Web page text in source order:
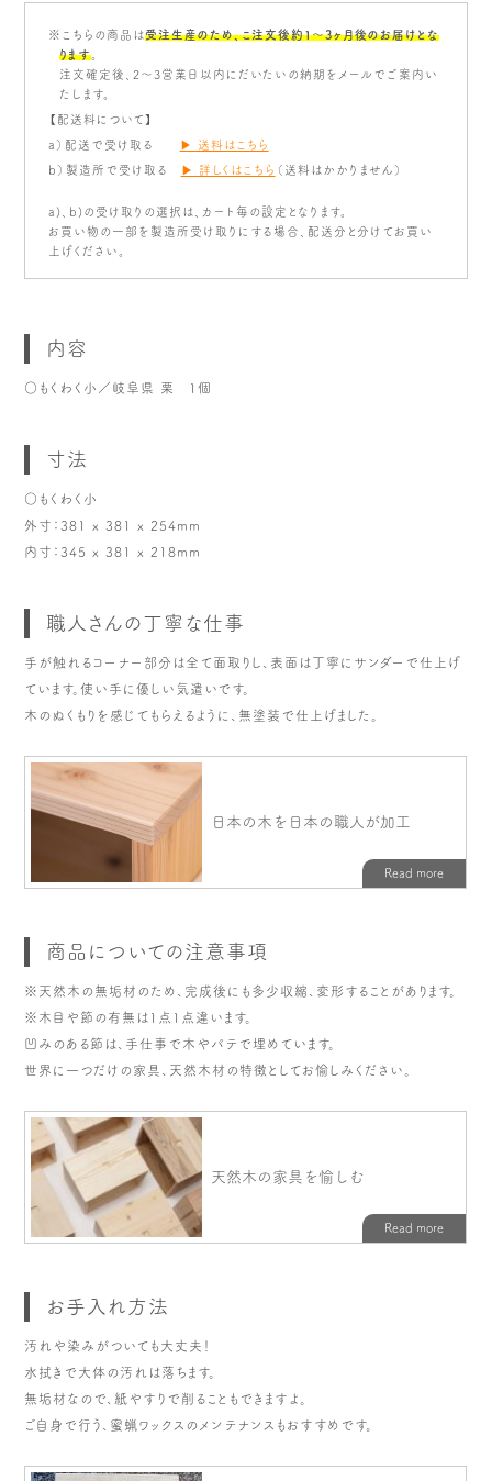
※こちらの商品は受注生産のため、こ注文後約1〜3ヶ月後のお届けとな
ります
注文確定後、2～3営業日以内にだいたいの納期をメールでご案内い
たします。
【配送料について】
a）配送で受け取る ▶ 送料はこちら
b）製造所で受け取る ▶ 詳しくはこちら （送料はかかりません）
a)、b)の受け取りの選択は、カート毎の設定となります。
お買い物の一部を製造所受け取りにする場合、配送分と分けてお買い
上げください。
内容
○もくわく小／岐阜県 栗 1個
寸法
○もくわく小
外寸：381 x 381 x 254mm
内寸：345 x 381 x 218mm
職人さんの丁寧な仕事
手が触れるコーナー部分は全て面取りし、表面は丁寧にサンダーで仕上げ
ています。使い手に優しい気遣いです。
木のぬくもりを感じてもらえるように、無塗装で仕上げました。
商品についての注意事項
※天然木の無垢材のため、完成後にも多少収縮、変形することがあります。
※木目や節の有無は1点1点違います。
凹みのある節は、手仕事で木やパテで埋めています。
世界に一つだけの家具、天然木材の特徴としてお愉しみください。
お手入れ方法
汚れや染みがついても大丈夫！
水拭きで大体の汚れは落ちます。
無垢材なので、紙やすりで削ることもできますよ。
ご自身で行う、蜜蝋ワックスのメンテナンスもおすすめです。